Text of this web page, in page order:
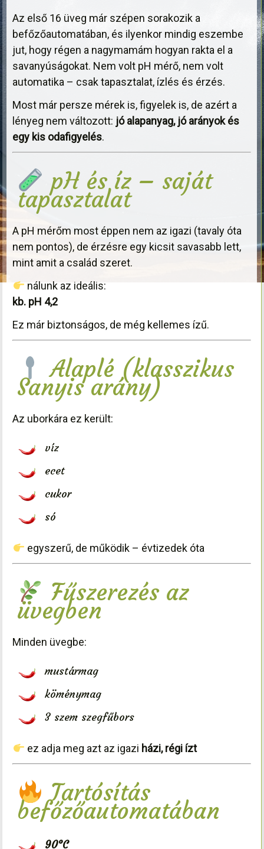
Az első 16 üveg már szépen sorakozik a
befőzőautomatában, és ilyenkor mindig eszembe
jut, hogy régen a nagymamám hogyan rakta el a
savanyúságokat. Nem volt pH mérő, nem volt
automatika – csak tapasztalat, ízlés és érzés.
Most már persze mérek is, figyelek is, de azért a
lényeg nem változott: jó alapanyag, jó arányok és
egy kis odafigyelés.
pH és íz – saját
tapasztalat
A pH mérőm most éppen nem az igazi (tavaly óta
nem pontos), de érzésre egy kicsit savasabb lett,
mint amit a család szeret.
nálunk az ideális:
kb. pH 4,2
Ez már biztonságos, de még kellemes ízű.
Alaplé (klasszikus
Sanyis arány)
Az uborkára ez került:
víz
ecet
cukor
só
egyszerű, de működik – évtizedek óta
Fűszerezés az
üvegben
Minden üvegbe:
mustármag
köménymag
3 szem szegfűbors
ez adja meg azt az igazi házi, régi ízt
Tartósítás
befőzőautomatában
90°C